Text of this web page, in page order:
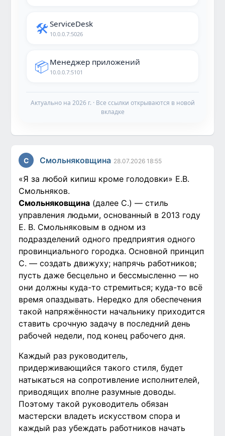
🛠️ ServiceDesk
10.0.0.7:5026
📦 Менеджер приложений
10.0.0.7:5101
Актуально на 2026 г. · Все ссылки открываются в новой
вкладке
С Смольняковщина 28.07.2026 18:55
«Я за любой кипиш кроме голодовки» Е.В.
Смольняков.
Смольняковщина (далее С.) — стиль
управления людьми, основанный в 2013 году
Е. В. Смольняковым в одном из
подразделений одного предприятия одного
провинциального городка. Основной принцип
С. — создать движуху; напрячь работников;
пусть даже бесцельно и бессмысленно — но
они должны куда-то стремиться; куда-то всё
время опаздывать. Нередко для обеспечения
такой напряжённости начальнику приходится
ставить срочную задачу в последний день
рабочей недели, под конец рабочего дня.
Каждый раз руководитель,
придерживающийся такого стиля, будет
натыкаться на сопротивление исполнителей,
приводящих вполне разумные доводы.
Поэтому такой руководитель обязан
мастерски владеть искусством спора и
каждый раз убеждать работников начать